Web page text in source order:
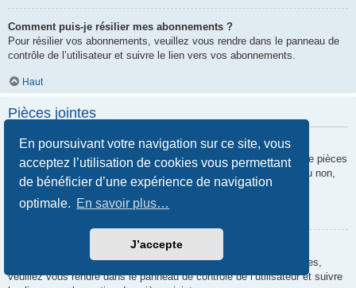
En poursuivant votre navigation sur ce site, vous
acceptez l’utilisation de cookies vous permettant
de bénéficier d’une expérience de navigation
optimale. En savoir plus…
J’accepte
Comment puis-je résilier mes abonnements ?
Pour résilier vos abonnements, veuillez vous rendre dans le panneau de
contrôle de l’utilisateur et suivre le lien vers vos abonnements.
Haut
Pièces jointes
Quelles pièces jointes sont autorisées sur ce forum ?
Chaque administrateur peut autoriser ou interdire certains types de pièces
jointes. Si vous n’êtes pas certain de savoir ce qui est autorisé ou non,
nous vous invitons à contacter un administrateur du forum.
Comment puis-je retrouver toutes mes pièces jointes ?
Pour retrouver la liste des pièces jointes que vous avez transférées,
veuillez vous rendre dans le panneau de contrôle de l’utilisateur et suivre